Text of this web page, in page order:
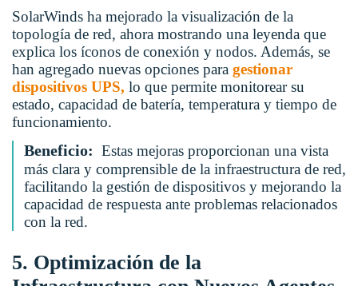
SolarWinds ha mejorado la visualización de la
topología de red, ahora mostrando una leyenda que
explica los íconos de conexión y nodos. Además, se
han agregado nuevas opciones para gestionar
dispositivos UPS, lo que permite monitorear su
estado, capacidad de batería, temperatura y tiempo de
funcionamiento.
Beneficio: Estas mejoras proporcionan una vista
más clara y comprensible de la infraestructura de red,
facilitando la gestión de dispositivos y mejorando la
capacidad de respuesta ante problemas relacionados
con la red.
5. Optimización de la